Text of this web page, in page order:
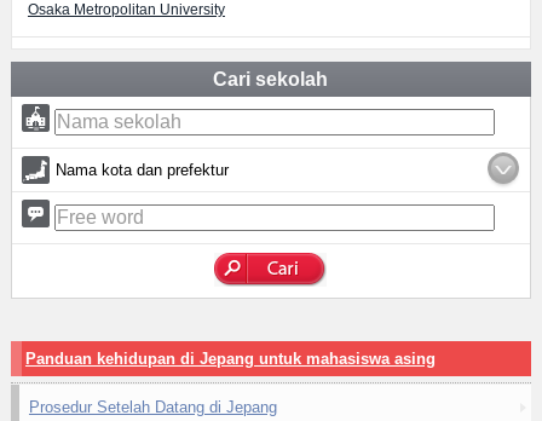
Osaka Metropolitan University
Cari sekolah
Nama kota dan prefektur
Panduan kehidupan di Jepang untuk mahasiswa asing
Prosedur Setelah Datang di Jepang